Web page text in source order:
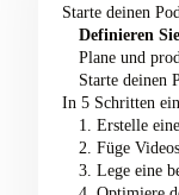
Starte deinen
Definieren
Plane und
Starte deinen
In 5 Schritten
1. Erstelle
2. Füge
3. Lege eine